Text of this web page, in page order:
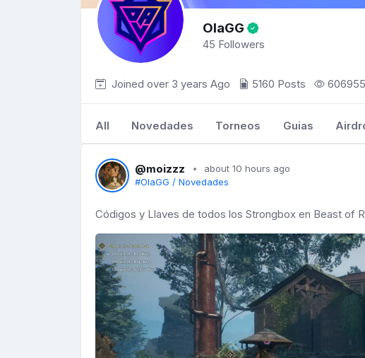
OlaGG
45 Followers
Joined over 3 years Ago 5160 Posts
All Novedades Torneos Guias
@moizzz
about 10 hours ago
#OlaGG / Novedades
Códigos y Llaves de todos los Strongbox en Beast of